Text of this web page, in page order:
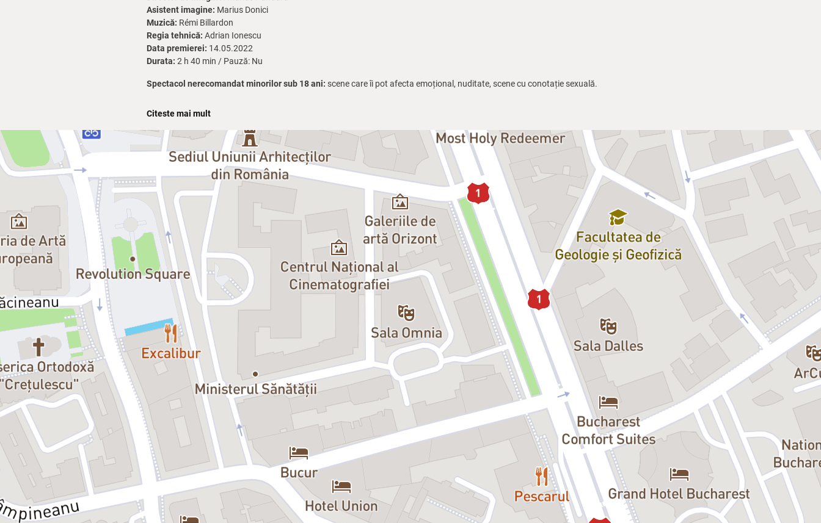
Asistent imagine: Marius Donici
Muzică: Rémi Billardon
Regia tehnică: Adrian Ionescu
Data premierei: 14.05.2022
Durata: 2 h 40 min / Pauză: Nu
Spectacol nerecomandat minorilor sub 18 ani: scene care îi pot afecta emoțional, nuditate, scene cu conotație sexuală.
piese. Cum mai poate fi citit astăzi Cehov, după atâtea vizitări și re-vizitări ale operei sale dramatice, care a fascinat mereu mari regizori
străini și români? Și totuși, Cehov cel de ieri nu este echivalent cu Cehov cel de azi, fiindcă poate fi explorat necontenit, reinterpretat potrivit
momentului, viziunii și necesității contextului diverselor epoci.
Eugen Jebeleanu, una dintre cele mai puternice voci ale noii generații, aduce pe scena Sălii „Ion Caramitru” a TNB un spectacol cu
Pescărușul
într-o viziune extrem de personală și provocatoare, propunând un teatru al „frământărilor și vulnerabilităților”. O distribuție de
excepție, căreia i se alătură scenografa
, directorul de imagine Marius Panduru și muzicianul Rémi Billardon
, propune o
experiență imersivă într-o realitate teatrală hipnotică, augmentată de proiecții video și muzică, cu câteva scene interpretate în limbi străine
(dar cu supratitrare în limba română), cu momente de un ritm frenetic, un amestec de pasiune, cruzime, disperare de a trăi – pe scurt, o
viziune contemporană, surprinzătoare asupra unei celebre piese clasice.
Eugen Jebeleanu despre spectacol:
*"Ce necesitate găsește teatrul în contextul tragic al unui război? Ce gen de teatru ne reprezintă azi? Unde se întâlnește discursul artistului cu
cel al cetățeanului? Care poate fi manifestul nostru de azi pe un text scris acum mai bine de 100 de ani? Cum se fabrică ficțiunea și cum
transformăm lumea prin scuturarea teatrului?
Într-un context în care lupta pentru a cuceri teritorii este acută, Pescărușul
lui Cehov în această viziune regizorală este un gest teatral ca o
reacție la atrocitățile din jurul nostru, care chestionează conținutul și forma teatrului contemporan autohton și european, folosind un
dispozitiv scenografic minimal la intersecția dintre teatru și film și elaborând un procedeu de convenție teatrală în care identitatea actorului
se confundă cu cea a personajului.
«Eu sunt vinovat! Am scăpat din vedere că doar câțiva aleși pot să scrie și să joace piese pe scenă. Iar eu am spart monopolul.» Aceste vorbe
ale personajului central, Treplev, reflectă perspectiva concepției regizorale și filtrul de lectură al acestei montări pe textul cehovian.
Pescărușul
este un spectacol care arată culisele teatrului, conflictele dintre generații în confruntarea de idei și teatralități care zdruncină
convingerile și clișeele stereotipate ale reprezentării oamenilor pe scenă."*
Regizor de teatru și film, Eugen Jebeleanu
face naveta între România și Franța, unde locuiește de peste 10 ani. La Paris a înființat
Compagnie des Ogres
, ale cărei spectacole sunt jucate în orașe din toată Franța și selectate la cele mai importante festivaluri de teatru din
Europa. În 2020, Eugen Jebeleanu a primit Premiul Uniter pentru cel mai bun regizorcu Itinerarii. Într-o zi, lumea se va schimba
Debutează în cinematografie cu lungmetrajul Câmp de maci
, a cărui premieră a avut loc în 2021, în cadrul Festivalului de Film Transilvania
Cluj-Napoca, unde a obținut
Premiul pentru regie . Premiera internațională a filmului a avut loc la
Festivalul Internațional Tallinn Black
Nights
, unde a câștigat mai multe premii internaționale.
Citeste mai mult